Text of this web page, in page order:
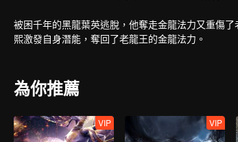
被困千年的黑龍葉英逃脫，他奪走金龍法力又重傷
熙激發自身潛能，奪回了老龍王的金龍法力。
為你推薦
VIP VIP